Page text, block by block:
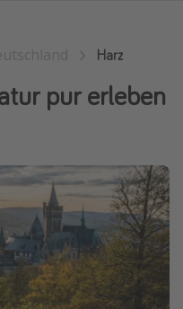
Harz
pur erleben